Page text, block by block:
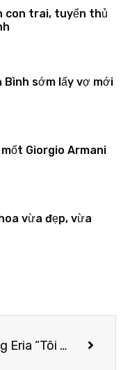
con trai, tuyển thủ
Bình sớm lấy vợ mới
Giorgio Armani
vừa đẹp, vừa
Trang Eria “Tôi muốn khẳng định bản thân và khám phá sức mạnh nội tại với nhiều vai trò mới”